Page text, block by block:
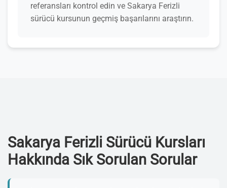
referansları kontrol edin ve Sakarya Ferizli
sürücü kursunun geçmiş başarılarını araştırın.
Sakarya Ferizli Sürücü Kursları
Hakkında Sık Sorulan Sorular